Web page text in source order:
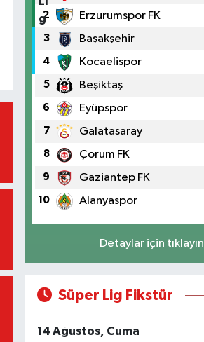
2 Erzurumspor FK
3 Başakşehir
4 Kocaelispor
5 Beşiktaş
6 Eyüpspor
7 Galatasaray
8 Çorum FK
9 Gaziantep FK
10 Alanyaspor
Detaylar için tıklayın
Süper Lig Fikstür
14 Ağustos, Cuma